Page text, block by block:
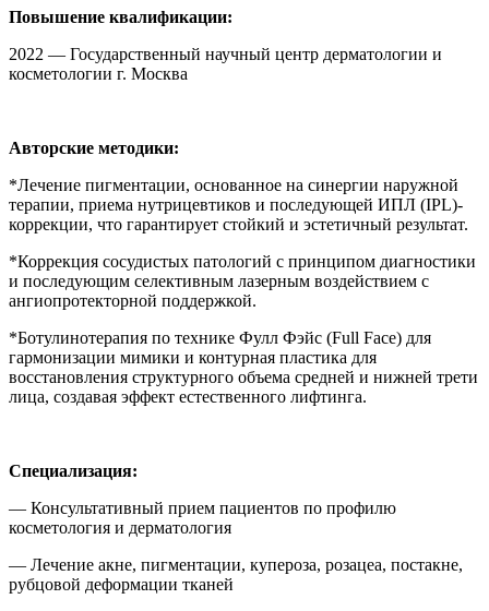
Повышение квалификации:
2022 — Государственный научный центр дерматологии и
косметологии г. Москва
Авторские методики:
*Лечение пигментации, основанное на синергии наружной
терапии, приема нутрицевтиков и последующей ИПЛ (IPL)-
коррекции, что гарантирует стойкий и эстетичный результат.
*Коррекция сосудистых патологий с принципом диагностики
и последующим селективным лазерным воздействием с
ангиопротекторной поддержкой.
*Ботулинотерапия по технике Фулл Фэйс (Full Face) для
гармонизации мимики и контурная пластика для
восстановления структурного объема средней и нижней трети
лица, создавая эффект естественного лифтинга.
Специализация:
— Консультативный прием пациентов по профилю
косметология и дерматология
— Лечение акне, пигментации, купероза, розацеа, постакне,
рубцовой деформации тканей